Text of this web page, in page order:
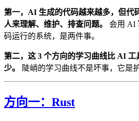
第一，AI 生成的代码越来越多，但代
人来理解、维护、排查问题。
会用 AI
码运行的系统，是两件事。
第二，这 3 个方向的学习曲线比 AI 工
少。
陡峭的学习曲线不是坏事，它是
方向一：Rust